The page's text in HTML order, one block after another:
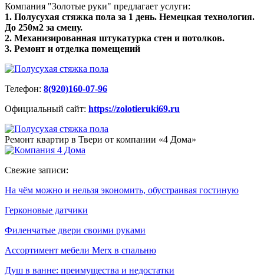
Компания "Золотые руки" предлагает услуги:
1. Полусухая стяжка пола за 1 день. Немецкая технология.
До 250м2 за смену.
2. Механизированная штукатурка стен и потолков.
3. Ремонт и отделка помещений
Телефон: 8(920)160-07-96
Официальный сайт: https://zolotieruki69.ru
Ремонт квартир в Твери от компании «4 Дома»
Свежие записи:
На чём можно и нельзя экономить, обустраивая гостиную
Герконовые датчики
Филенчатые двери своими руками
Ассортимент мебели Merx в спальню
Душ в ванне: преимущества и недостатки